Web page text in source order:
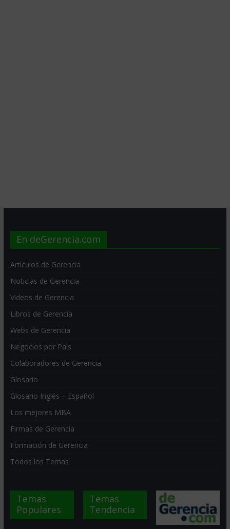
En deGerencia.com
Artículos de Gerencia
Noticias de Gerencia
Videos de Gerencia
Libros de Gerencia
Webs de Gerencia
Negocios por País
Colaboradores de Gerencia
Glosario
Glosario Inglés – Español
Los mejores MBA
Firmas de Gerencia
Formación de Gerencia
Todos los Temas
Temas
Populares
Temas
Tendencia